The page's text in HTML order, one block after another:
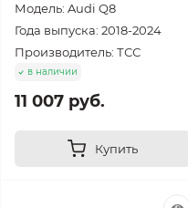
Модель: Audi Q8
Года выпуска: 2018-2024
Производитель: ТСС
в наличии
11 007 руб.
Купить